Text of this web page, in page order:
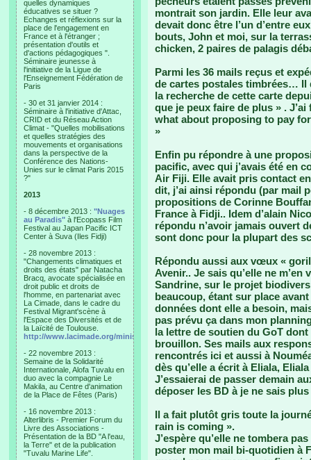
quelles dynamiques
éducatives se situer ?
Echanges et réflexions sur la
place de l'engagement en
France et à l'étranger ;
présentation d'outils et
d'actions pédagogiques ".
Séminaire jeunesse à
l'initiative de la Ligue de
l'Enseignement Fédération de
Paris
- 30 et 31 janvier 2014 :
Séminaire à l'initiative d'Attac,
CRID et du Réseau Action
Climat - "Quelles mobilisations
et quelles stratégies des
mouvements et organisations
dans la perspective de la
Conférence des Nations-
Unies sur le climat Paris 2015
?"
2013
- 8 décembre 2013 : "Nuages
au Paradis" à l'Ecopass Film
Festival au Japan Pacific ICT
Center à Suva (Iles Fidji)
- 28 novembre 2013 :
"Changements climatiques et
droits des états" par Natacha
Bracq, avocate spécialisée en
droit public et droits de
l'homme, en partenariat avec
La Cimade, dans le cadre du
Festival Migrant'scène à
l'Espace des Diversités et de
la Laïcité de Toulouse.
http://www.lacimade.org/minisites/migrantscene
- 22 novembre 2013 :
Semaine de la Solidarité
Internationale, Alofa Tuvalu en
duo avec la compagnie Le
Makila, au Centre d'animation
de la Place de Fêtes (Paris)
- 16 novembre 2013 :
Alterlibris - Premier Forum du
Livre des Associations -
Présentation de la BD "A l'eau,
la Terre" et de la publication
"Tuvalu Marine Life".
montrait son jardin. Elle leur
devait donc être l’un d’entre
bouts, John et moi, sur la
chicken, 2 paires de palagis
Parmi les 36 mails reçus et
de cartes postales timbrées… Il
la recherche de cette carte
que je peux faire de plus » .
what about proposing to pay
»
Enfin pu répondre à une
pacific, avec qui j’avais été en
Air Fiji. Elle avait pris contact
dit, j’ai ainsi répondu (par mail
propositions de Corinne
France à Fidji.. Idem d’alain
répondu n’avoir jamais ouvert
sont donc pour la plupart des
Répondu aussi aux vœux «
Avenir.. Je sais qu’elle ne
Sandrine, sur le projet
beaucoup, étant sur place
données dont elle a besoin,
pas prévu ça dans mon
la lettre de soutien du GoT
brouillon. Ses mails aux
rencontrés ici et aussi à
dès qu’elle a écrit à Eliala,
J’essaierai de passer demain
déposer les BD à je ne sais
Il a fait plutôt gris toute la
rain is coming ».
J’espère qu’elle ne tombera
poster mon mail bi-quotidien à